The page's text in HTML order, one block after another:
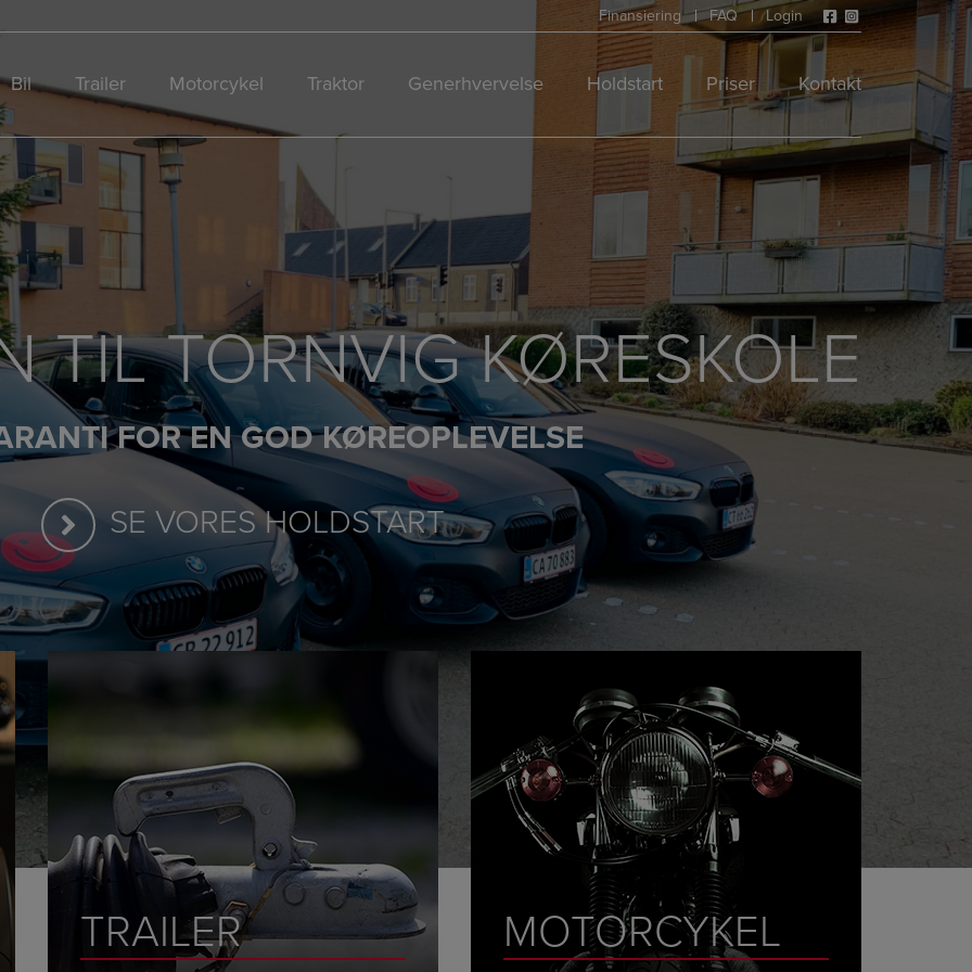
Finansiering FAQ Login
Bil Trailer Motorcykel Traktor Generhvervelse Holdstart Priser Kontakt
TIL TORNVIG KØRESKOLE
FOR EN GOD KØREOPLEVELSE
SE VORES HOLDSTART
TRAILER MOTORCYKEL